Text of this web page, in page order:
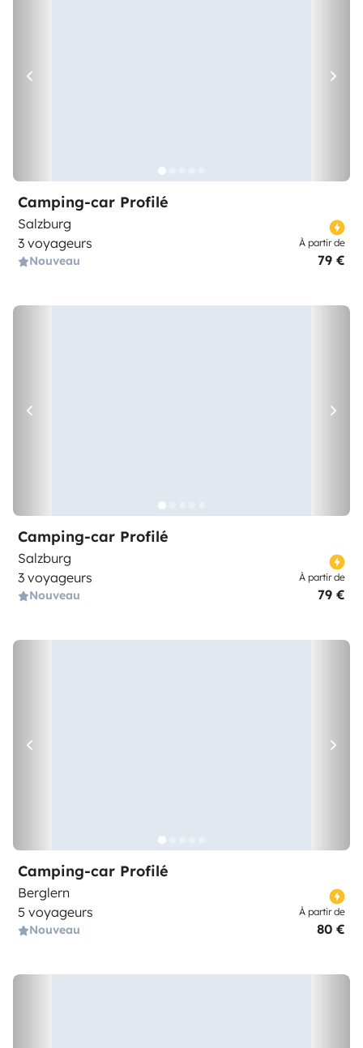
Camping-car Profilé
Salzburg
3 voyageurs
Nouveau
À partir de
79 €
Camping-car Profilé
Salzburg
3 voyageurs
Nouveau
À partir de
79 €
Camping-car Profilé
Berglern
5 voyageurs
Nouveau
À partir de
80 €